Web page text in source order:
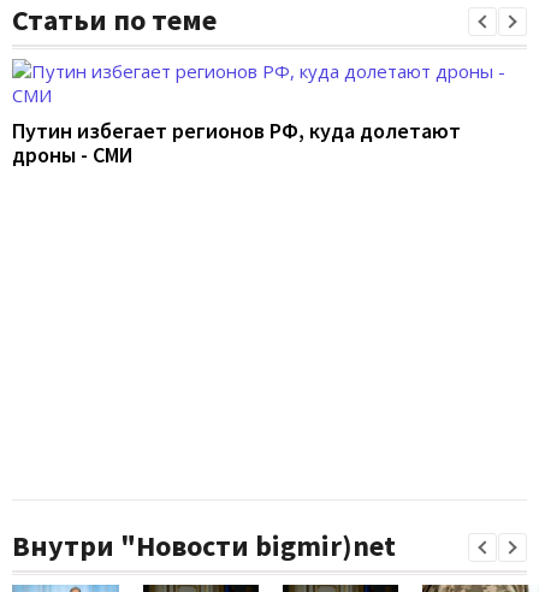
Статьи по теме
Путин избегает регионов РФ, куда долетают
дроны - СМИ
Внутри "Новости bigmir)net